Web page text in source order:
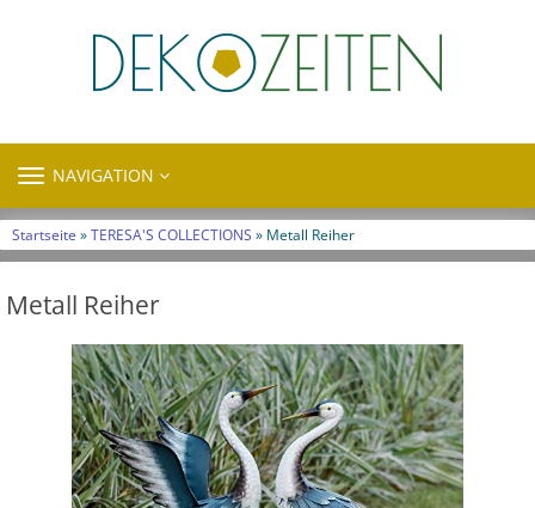
TOGGLE
NAVIGATION
Startseite »TERESA'S COLLECTIONS » Metall Reiher
Metall Reiher